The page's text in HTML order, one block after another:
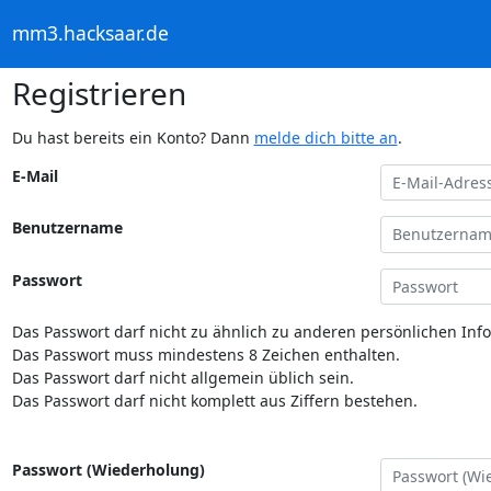
mm3.hacksaar.de
Registrieren
Du hast bereits ein Konto? Dann melde dich bitte an.
E-Mail
Benutzername
Passwort
Das Passwort darf nicht zu ähnlich zu anderen persönlichen
Das Passwort muss mindestens 8 Zeichen enthalten.
Das Passwort darf nicht allgemein üblich sein.
Das Passwort darf nicht komplett aus Ziffern bestehen.
Passwort (Wiederholung)